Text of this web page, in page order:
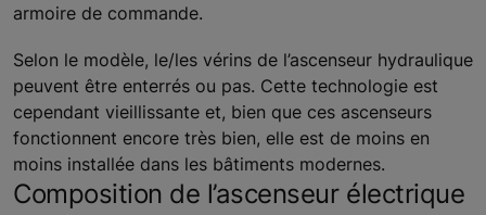
armoire de commande.
Selon le modèle, le/les vérins de l’ascenseur hydraulique
peuvent être enterrés ou pas. Cette technologie est
cependant vieillissante et, bien que ces ascenseurs
fonctionnent encore très bien, elle est de moins en
moins installée dans les bâtiments modernes.
Composition de l’ascenseur électrique